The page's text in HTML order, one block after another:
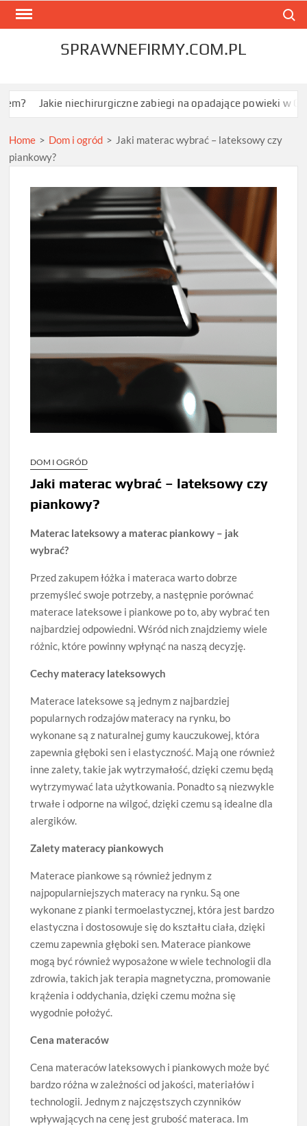
Skip
SPRAWNEFIRMY.COM.PL
niechirurgiczne zabiegi na opadające powieki w Grodzisku
Home > Dom i ogród > Jaki materac wybrać – lateksowy czy
piankowy?
DOM I OGRÓD
Jaki materac wybrać – lateksowy czy
piankowy?
Materac lateksowy a materac piankowy – jak
wybrać?
Przed zakupem łóżka i materaca warto dobrze
przemyśleć swoje potrzeby, a następnie porównać
materace lateksowe i piankowe po to, aby wybrać ten
najbardziej odpowiedni. Wśród nich znajdziemy wiele
różnic, które powinny wpłynąć na naszą decyzję.
Cechy materacy lateksowych
Materace lateksowe są jednym z najbardziej
popularnych rodzajów materacy na rynku, bo
wykonane są z naturalnej gumy kauczukowej, która
zapewnia głęboki sen i elastyczność. Mają one również
inne zalety, takie jak wytrzymałość, dzięki czemu będą
wytrzymywać lata użytkowania. Ponadto są niezwykle
trwałe i odporne na wilgoć, dzięki czemu są idealne dla
alergików.
Zalety materacy piankowych
Materace piankowe są również jednym z
najpopularniejszych materacy na rynku. Są one
wykonane z pianki termoelastycznej, która jest bardzo
elastyczna i dostosowuje się do kształtu ciała, dzięki
czemu zapewnia głęboki sen. Materace piankowe
mogą być również wyposażone w wiele technologii dla
zdrowia, takich jak terapia magnetyczna, promowanie
krążenia i oddychania, dzięki czemu można się
wygodnie położyć.
Cena materaców
Cena materaców lateksowych i piankowych może być
bardzo różna w zależności od jakości, materiałów i
technologii. Jednym z najczęstszych czynników
wpływających na cenę jest grubość materaca. Im